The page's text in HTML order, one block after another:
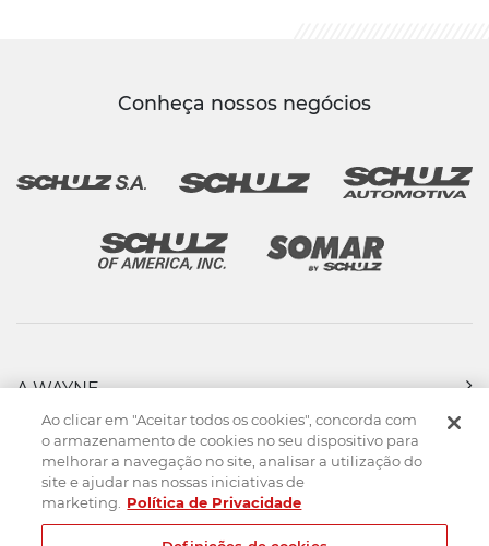
Conheça nossos negócios
A WAYNE
PRODUTOS
FORÇA DE VENDAS
ASSISTÊNCIA TÉCNICA
DOWNLOADS
CONTATO
Ao clicar em "Aceitar todos os cookies", concorda com
o armazenamento de cookies no seu dispositivo para
melhorar a navegação no site, analisar a utilização do
site e ajudar nas nossas iniciativas de
marketing.
Política de Privacidade